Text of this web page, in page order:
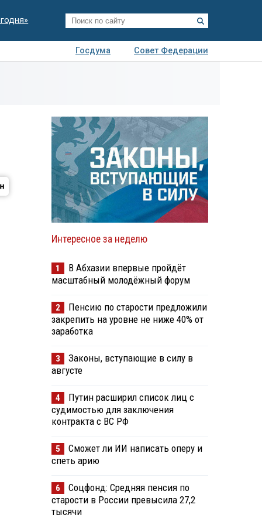
Госдума
Совет Федерации
Интересное за неделю
1
В Абхазии впервые пройдёт
масштабный молодёжный форум
2
Пенсию по старости предложили
закрепить на уровне не ниже 40% от
заработка
3
Законы, вступающие в силу в
августе
4
Путин расширил список лиц с
судимостью для заключения
контракта с ВС РФ
5
Сможет ли ИИ написать оперу и
спеть арию
6
Соцфонд: Средняя пенсия по
старости в России превысила 27,2
тысячи